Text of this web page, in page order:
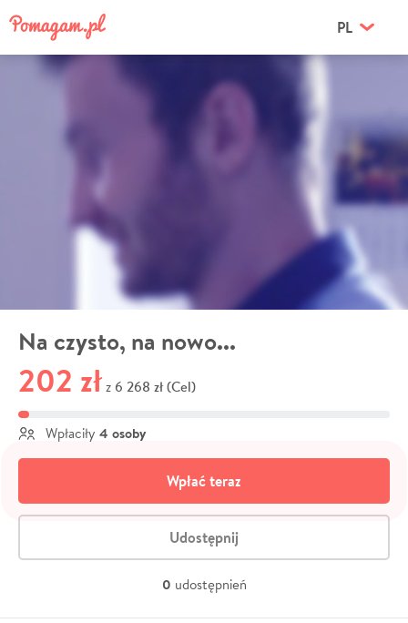
PL
Na czysto, na nowo...
202 zł z 6 268 zł (Cel)
Wpłaciły 4 osoby
Wpłać teraz
Udostępnij
0 udostępnień